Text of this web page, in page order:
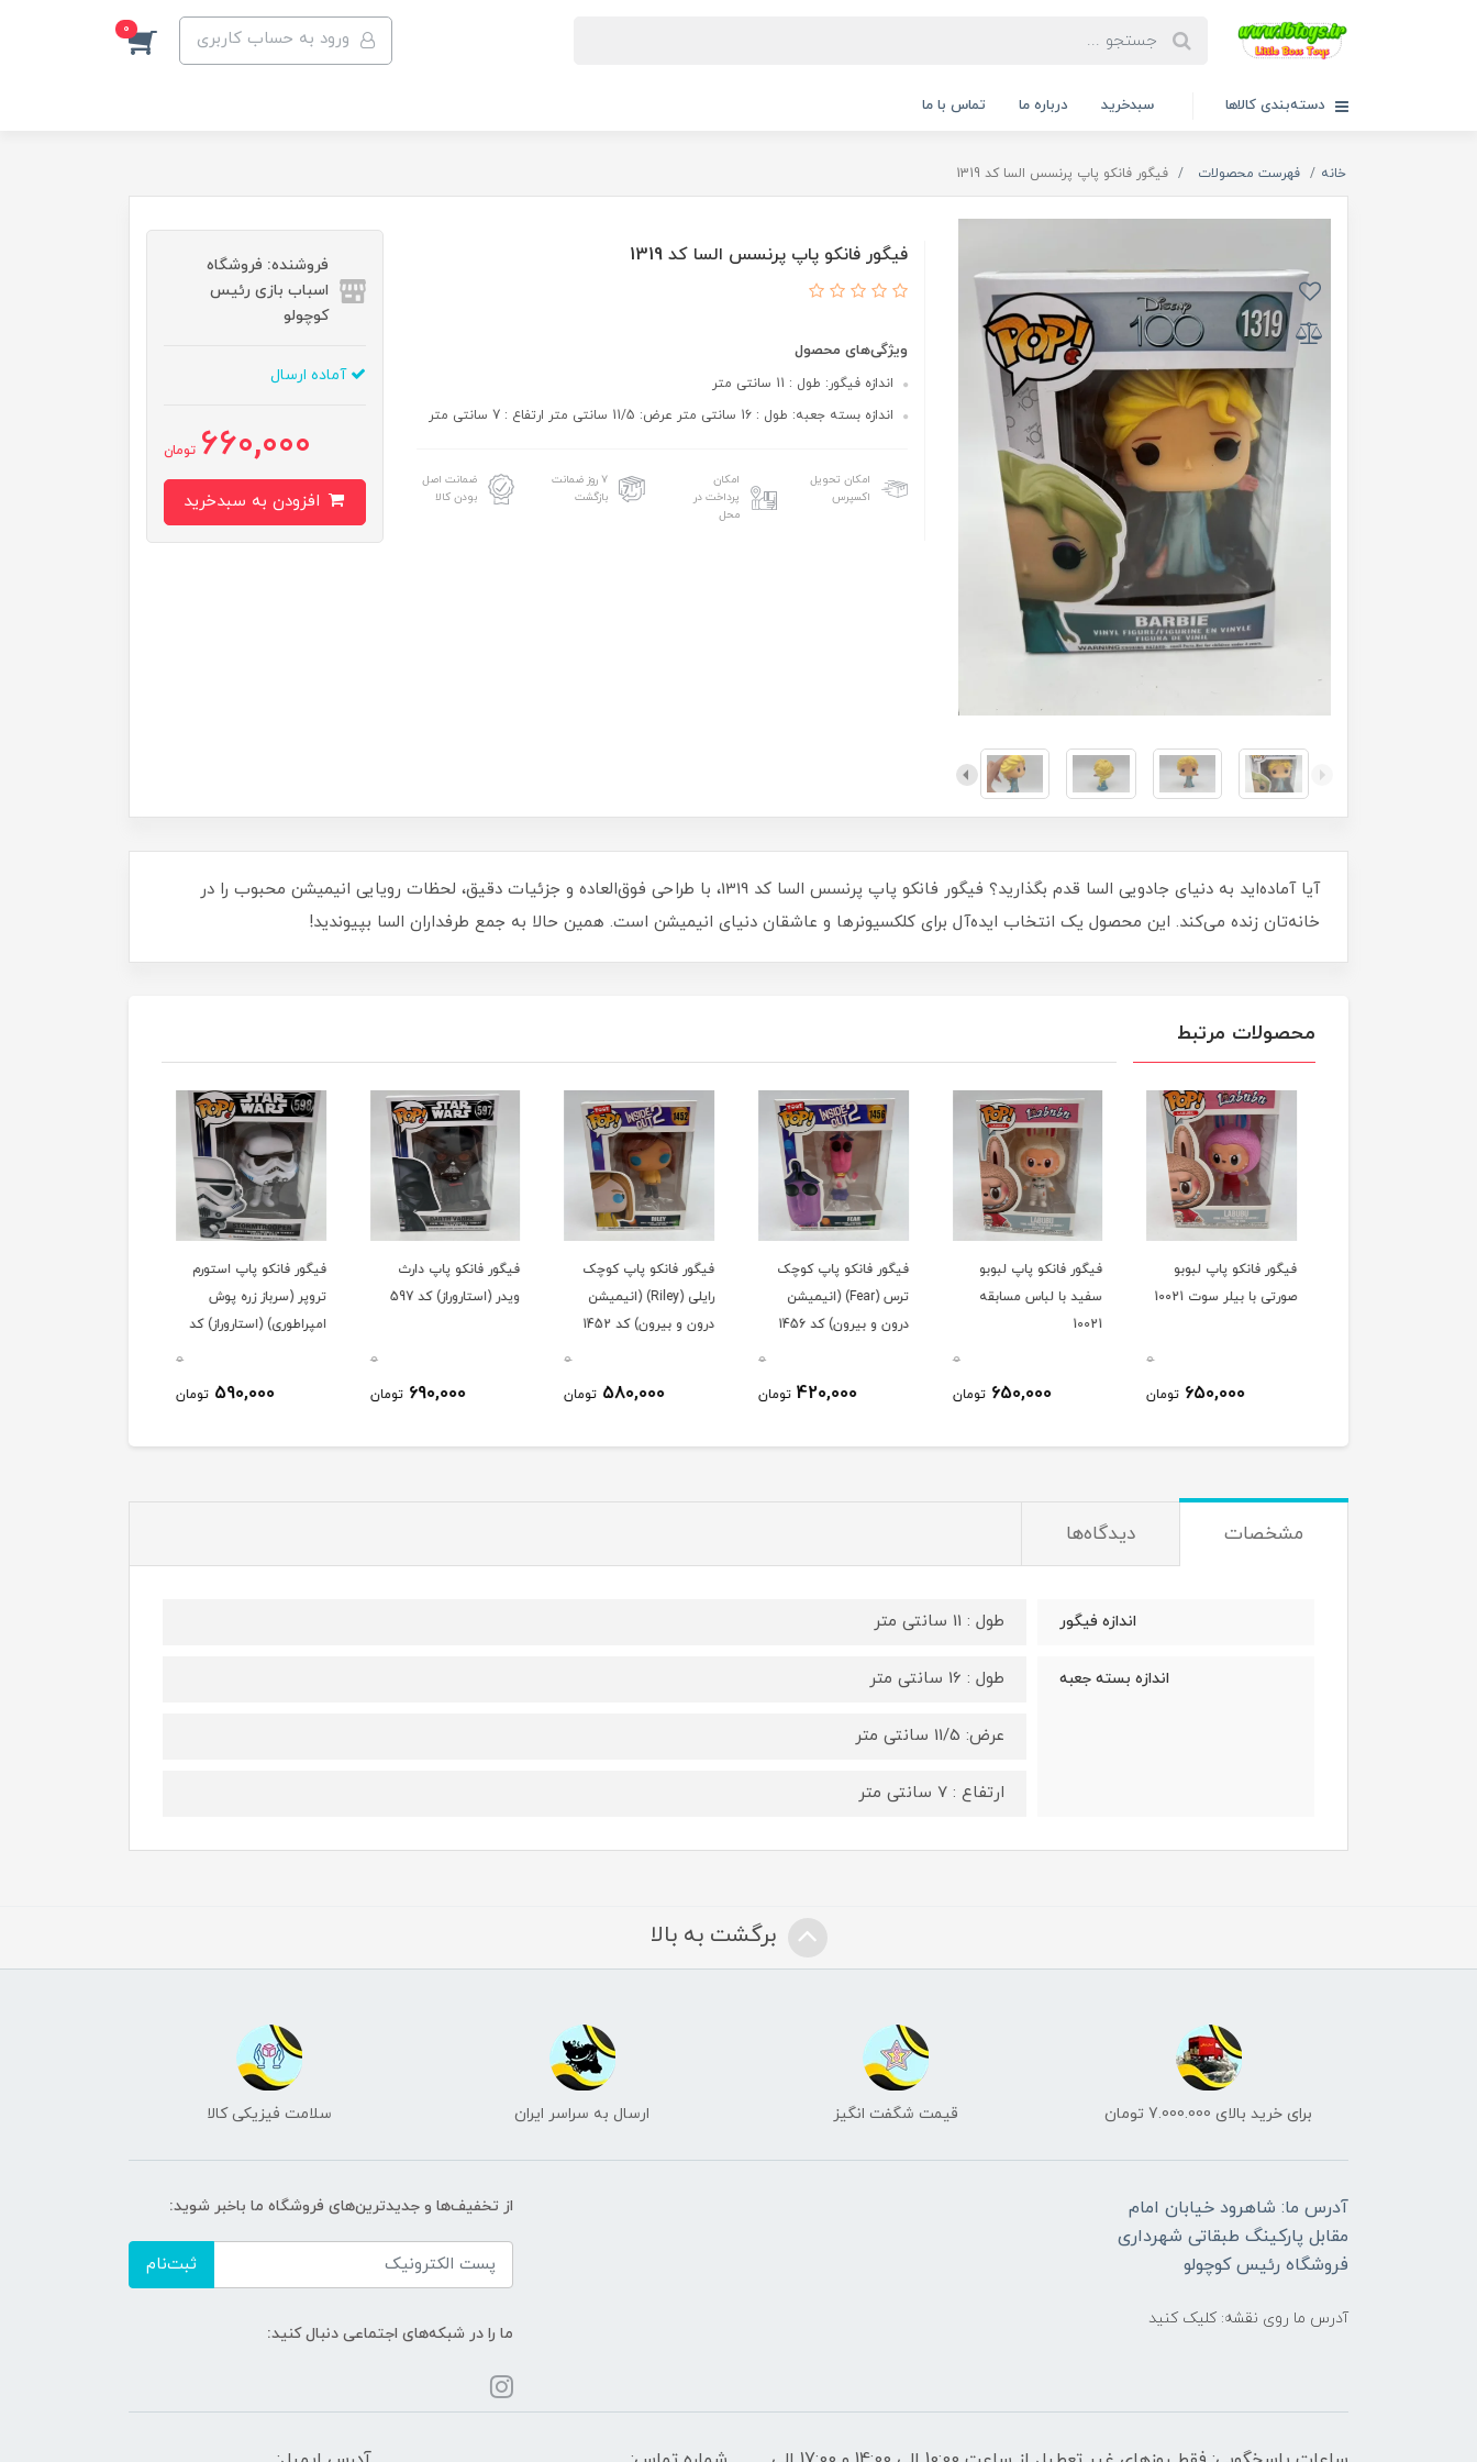
ورود به حساب کاربری 0
دسته‌بندی کالاها سبدخرید درباره ما تماس با ما
خانه فهرست محصولات فیگور فانکو پاپ پرنسس السا کد 1319
فیگور فانکو پاپ پرنسس السا کد 1319
ویژگی‌های محصول
اندازه فیگور: طول : 11 سانتی متر
اندازه بسته جعبه: طول : 16 سانتی متر عرض: 11/5 سانتی متر ارتفاع : 7 سانتی متر
امکان تحویل
اکسپرس
امکان
پرداخت در
محل
۷ روز ضمانت
بازگشت
ضمانت اصل
بودن کالا
فروشنده: فروشگاه
اسباب بازی رئیس
کوچولو
آماده ارسال
660,000 تومان
آیا آماده‌اید به دنیای جادویی السا قدم بگذارید؟ فیگور فانکو پاپ پرنسس السا کد 1319، با طراحی فوق‌العاده و جزئیات دقیق، لحظات رویایی انیمیشن محبوب را در
خانه‌تان زنده می‌کند. این محصول یک انتخاب ایده‌آل برای کلکسیونرها و عاشقان دنیای انیمیشن است. همین حالا به جمع طرفداران السا بپیوندید!
محصولات مرتبط
فیگور فانکو پاپ لبوبو
صورتی با بیلر سوت 10021
0
650,000 تومان
فیگور فانکو پاپ لبوبو
سفید با لباس مسابقه
10021
0
650,000 تومان
فیگور فانکو پاپ کوچک
ترس (Fear) (انیمیشن
درون و بیرون) کد 1456
0
420,000 تومان
فیگور فانکو پاپ کوچک
رایلی (Riley) (انیمیشن
درون و بیرون) کد 1452
0
580,000 تومان
فیگور فانکو پاپ دارث
ویدر (استاروراز) کد 597
0
690,000 تومان
فیگور فانکو پاپ استورم
تروپر (سرباز زره پوش
امپراطوری) (استاروراز) کد
0
590,000 تومان
مشخصات دیدگاه‌ها
اندازه فیگور طول : 11 سانتی متر
اندازه بسته جعبه طول : 16 سانتی متر
عرض: 11/5 سانتی متر
ارتفاع : 7 سانتی متر
برگشت به بالا
برای خرید بالای 7.000.000 تومان قیمت شگفت انگیز ارسال به سراسر ایران سلامت فیزیکی کالا
آدرس ما: شاهرود خیابان امام
مقابل پارکینگ طبقاتی شهرداری
فروشگاه رئیس کوچولو
آدرس ما روی نقشه: کلیک کنید
از تخفیف‌ها و جدیدترین‌های فروشگاه ما باخبر شوید:
ثبت‌نام
ما را در شبکه‌های اجتماعی دنبال کنید: